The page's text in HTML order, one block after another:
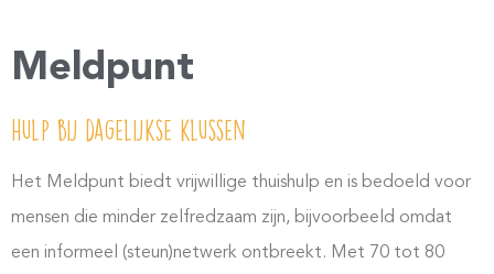
Meldpunt
hulp bij dagelijkse klussen
Het Meldpunt biedt vrijwillige thuishulp en is bedoeld voor
mensen die minder zelfredzaam zijn, bijvoorbeeld omdat
een informeel (steun)netwerk ontbreekt. Met 70 tot 80